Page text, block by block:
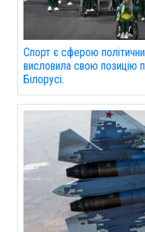
Спорт є сферою
висловила свою позицію
Білорусі.